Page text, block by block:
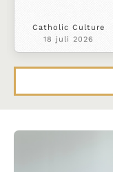
Catholic Culture
18 juli 2026